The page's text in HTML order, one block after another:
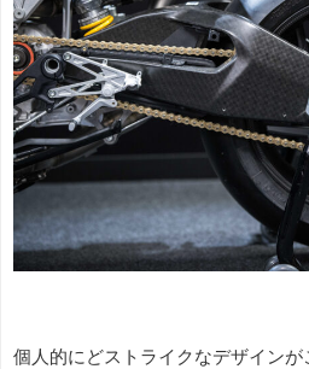
個人的にどストライクなデザイン